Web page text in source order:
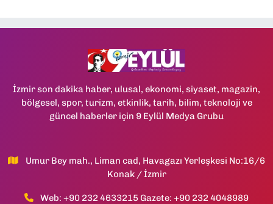
İzmir son dakika haber, ulusal, ekonomi, siyaset, magazin,
bölgesel, spor, turizm, etkinlik, tarih, bilim, teknoloji ve
güncel haberler için 9 Eylül Medya Grubu
Umur Bey mah., Liman cad, Havagazı Yerleşkesi No:16/6
Konak / İzmir
Web: +90 232 4633215 Gazete: +90 232 4048989